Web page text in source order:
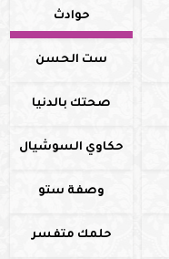
حوادث
ست الحسن
صحتك بالدنيا
حكاوي السوشيال
وصفة ستو
حلمك متفسر